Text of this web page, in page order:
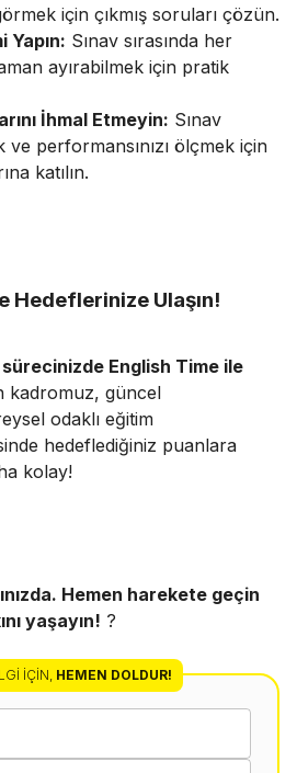
için çıkmış soruları çözün.
Yapın: Sınav sırasında her
ayırabilmek için pratik
İhmal Etmeyin: Sınav
ve performansınızı ölçmek için
katılın.
Hedeflerinize Ulaşın!
sürecinizde English Time ile
kadromuz, güncel
odaklı eğitim
hedeflediğiniz puanlara
kolay!
Hemen harekete geçin
yaşayın! ?
İÇIN, HEMEN DOLDUR!